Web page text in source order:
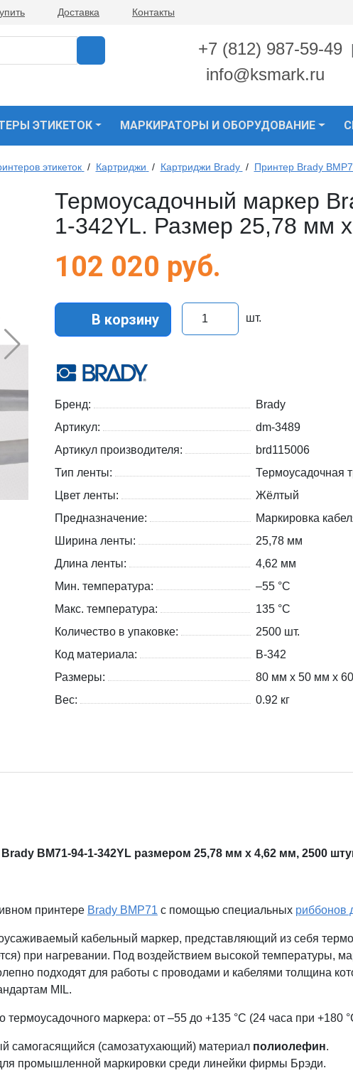
Доставка Контакты
+7 (812) 987-59-49
info@ksmark.ru
ЭТИКЕТОК МАРКИРАТОРЫ И ОБОРУДОВАНИЕ
этикеток / Картриджи / Картриджи Brady / Принтер Brady
Термоусадочный маркер
1-342YL. Размер 25,78 мм
102 020 руб.
В корзину шт.
Бренд:
Brady
Артикул:
dm-3489
Артикул производителя:
brd115006
Тип ленты:
Термоусадочная
Цвет ленты:
Жёлтый
Предназначение:
Маркировка
Ширина ленты:
25,78 мм
Длина ленты:
4,62 мм
Мин. температура:
–55 °С
Макс. температура:
135 °С
Количество в упаковке:
2500 шт.
Код материала:
B-342
Размеры:
80 мм x 50 мм x
Вес:
0.92 кг
BM71-94-1-342YL размером 25,78 мм х 4,62 мм, 2500
принтере Brady BMP71 с помощью специальных риббонов
кабельный маркер, представляющий из себя
при нагревании. Под воздействием высокой температуры,
подходят для работы с проводами и кабелями толщина
MIL.
термоусадочного маркера: от –55 до +135 °С (24 часа при +180
самогасящийся (самозатухающий) материал полиолефин.
промышленной маркировки среди линейки фирмы Брэди.